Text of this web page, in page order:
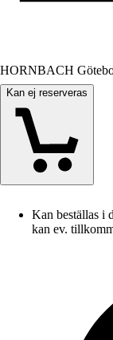
HORNBACH
Kan ej reserveras
Kan beställas i
kan ev.